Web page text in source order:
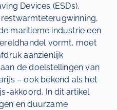
Devices (ESDs),
maritieme industrie een
vormt, moet
aanzienlijk
de doelstellingen van
– ook bekend als het
akkoord. In dit artikel
en duurzame